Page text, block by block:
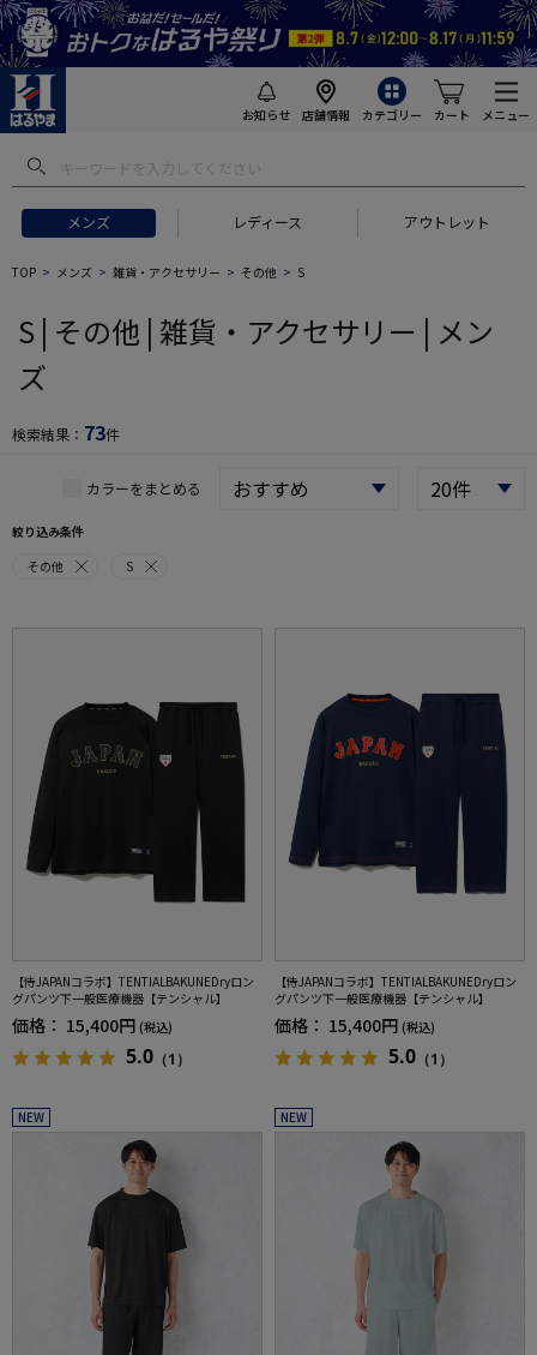
お知らせ 店舗情報 カテゴリー カート メニュー
メンズ レディース アウトレット
フトにおすすめ #セットアップ スーツ
TOP メンズ 雑貨・アクセサリー その他 S
S | その他 | 雑貨・アクセサリー | メン
ズ
検索結果： 73件
カラーをまとめる
絞り込み条件
その他
S
【侍JAPANコラボ】TENTIALBAKUNEDryロン
グパンツ下一般医療機器【テンシャル】
価格： 15,400円 (税込)
5.0 （1）
【侍JAPANコラボ】TENTIALBAKUNEDryロン
グパンツ下一般医療機器【テンシャル】
価格： 15,400円 (税込)
5.0 （1）
NEW NEW